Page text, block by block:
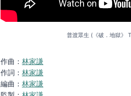
普渡眾生 (《破．地獄》
作曲： 林家謙
作詞： 林家謙
編曲： 林家謙